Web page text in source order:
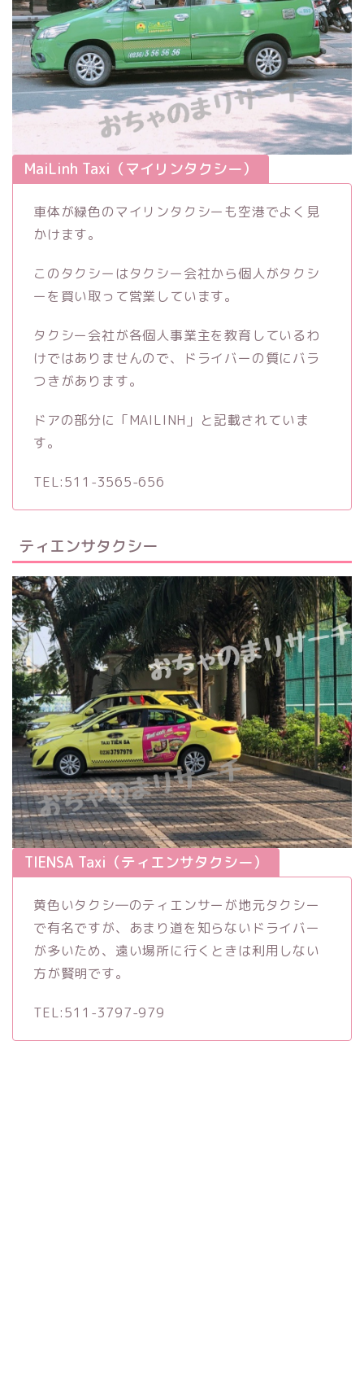
MaiLinh Taxi（マイリンタクシー）
車体が緑色のマイリンタクシーも空港でよく見
かけます。
このタクシーはタクシー会社から個人がタクシ
ーを買い取って営業しています。
タクシー会社が各個人事業主を教育しているわ
けではありませんので、ドライバーの質にバラ
つきがあります。
ドアの部分に「MAILINH」と記載されていま
す。
TEL:511-3565-656
ティエンサタクシー
TIENSA Taxi（ティエンサタクシー）
黄色いタクシ―のティエンサーが地元タクシー
で有名ですが、あまり道を知らないドライバー
が多いため、遠い場所に行くときは利用しない
方が賢明です。
TEL:511-3797-979